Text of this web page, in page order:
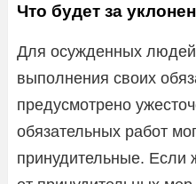
Что будет за
Для осужденных
выполнения своих
предусмотрено
обязательных работ
принудительные. Если